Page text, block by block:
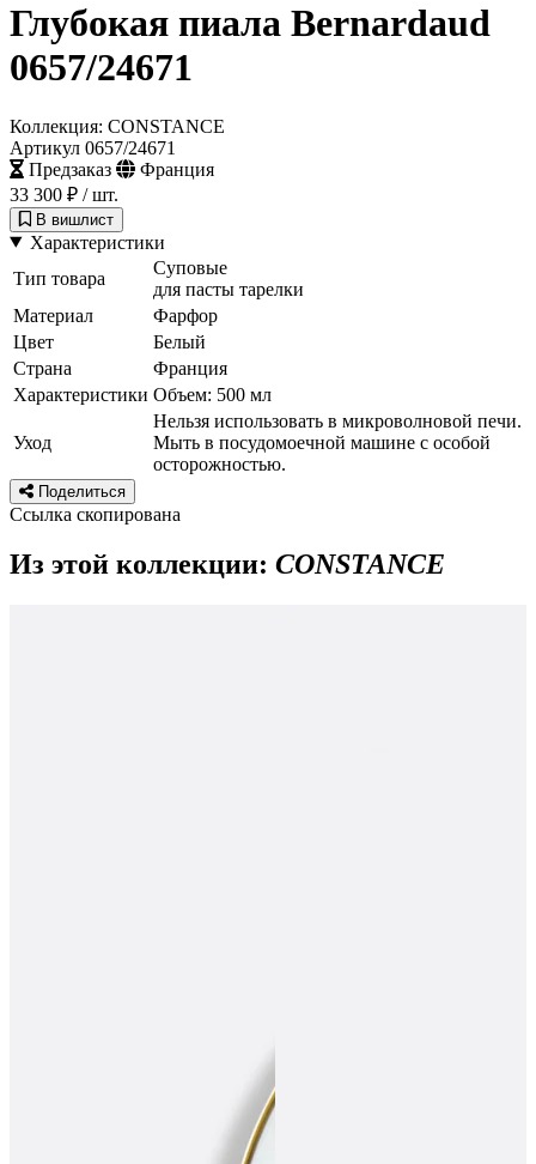
Глубокая пиала Bernardaud
0657/24671
Коллекция: CONSTANCE
Артикул 0657/24671
Предзаказ
Франция
33 300 ₽ / шт.
В вишлист
Характеристики
Тип товара
Суповые
для пасты тарелки
Материал
Фарфор
Цвет
Белый
Страна
Франция
Характеристики Объем: 500 мл
Уход
Нельзя использовать в микроволновой печи.
Мыть в посудомоечной машине с особой
осторожностью.
Поделиться
Ссылка скопирована
Из этой коллекции: CONSTANCE